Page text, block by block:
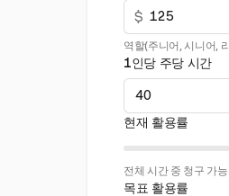
$
역할(주니어, 시니어,
1인당 주당 시간
현재 활용률
전체 시간 중 청구 가
목표 활용률